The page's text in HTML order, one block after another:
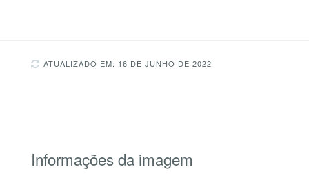
ATUALIZADO EM: 16 DE JUNHO DE 2022
Informações da imagem